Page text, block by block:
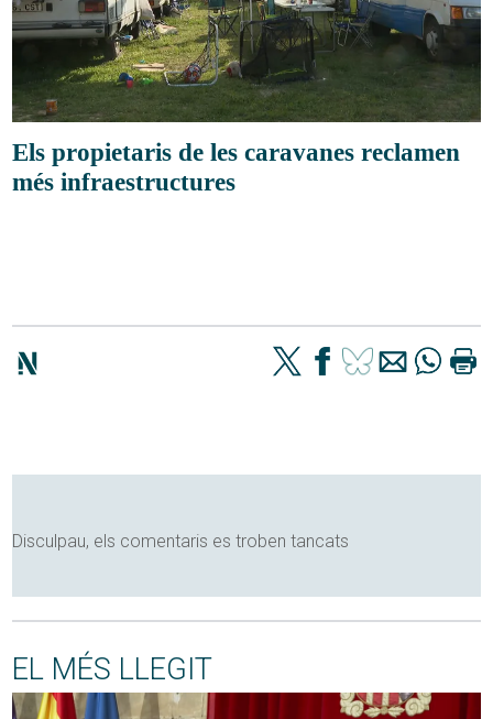
Els propietaris de les caravanes reclamen
més infraestructures
Disculpau, els comentaris es troben tancats
EL MÉS LLEGIT